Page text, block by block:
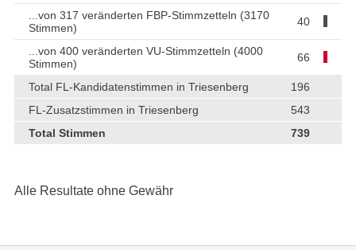
...von 317 veränderten FBP-Stimmzetteln (3170
Stimmen)
40
...von 400 veränderten VU-Stimmzetteln (4000
Stimmen)
66
Total FL-Kandidatenstimmen in Triesenberg
196
FL-Zusatzstimmen in Triesenberg
543
Total Stimmen
739
Alle Resultate ohne Gewähr